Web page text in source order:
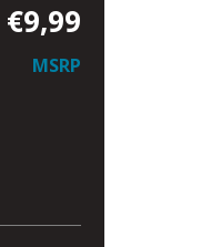
€9,99
MSRP